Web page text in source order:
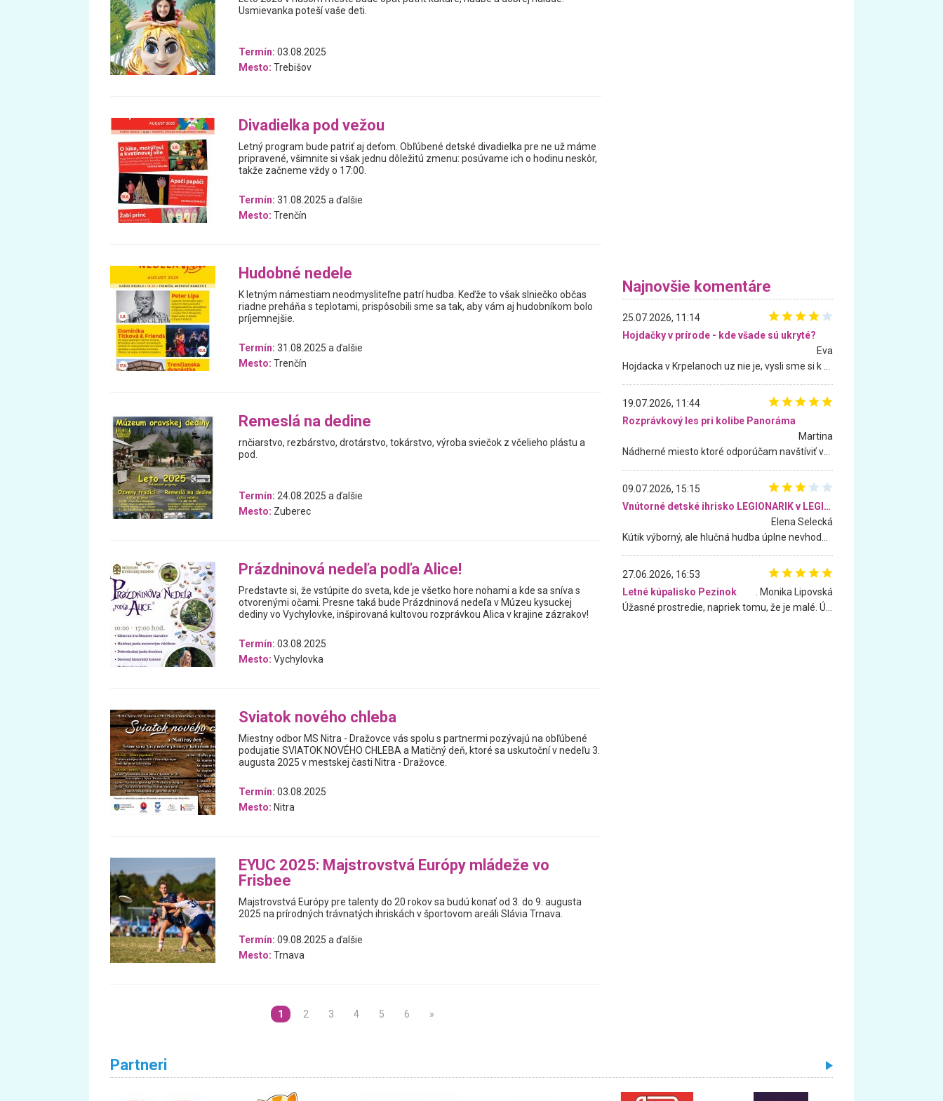
Usmievanka poteší vaše deti.
Termín: 03.08.2025
Mesto: Trebišov
Divadielka pod vežou
Letný program bude patriť aj deťom. Obľúbené detské divadielka pre ne už máme
pripravené, všimnite si však jednu dôležitú zmenu: posúvame ich o hodinu neskôr,
takže začneme vždy o 17:00.
Termín: 31.08.2025 a ďalšie
Mesto: Trenčín
Hudobné nedele
K letným námestiam neodmysliteľne patrí hudba. Keďže to však slniečko občas
riadne preháňa s teplotami, prispôsobili sme sa tak, aby vám aj hudobníkom bolo
príjemnejšie.
Termín: 31.08.2025 a ďalšie
Mesto: Trenčín
Remeslá na dedine
rnčiarstvo, rezbárstvo, drotárstvo, tokárstvo, výroba sviečok z včelieho plástu a
pod.
Termín: 24.08.2025 a ďalšie
Mesto: Zuberec
Prázdninová nedeľa podľa Alice!
Predstavte si, že vstúpite do sveta, kde je všetko hore nohami a kde sa sníva s
otvorenými očami. Presne taká bude Prázdninová nedeľa v Múzeu kysuckej
dediny vo Vychylovke, inšpirovaná kultovou rozprávkou Alica v krajine zázrakov!
Termín: 03.08.2025
Mesto: Vychylovka
Sviatok nového chleba
Miestny odbor MS Nitra - Dražovce vás spolu s partnermi pozývajú na obľúbené
podujatie SVIATOK NOVÉHO CHLEBA a Matičný deň, ktoré sa uskutoční v nedeľu 3.
augusta 2025 v mestskej časti Nitra - Dražovce.
Termín: 03.08.2025
Mesto: Nitra
EYUC 2025: Majstrovstvá Európy mládeže vo
Frisbee
Majstrovstvá Európy pre talenty do 20 rokov sa budú konať od 3. do 9. augusta
2025 na prírodných trávnatých ihriskách v športovom areáli Slávia Trnava.
Termín: 09.08.2025 a ďalšie
Mesto: Trnava
1 2 3 4 5 6 »
Najnovšie komentáre
25.07.2026, 11:14
Hojdačky v prírode - kde všade sú ukryté?
Eva
19.07.2026, 11:44
Rozprávkový les pri kolibe Panoráma
Martina
09.07.2026, 15:15
Vnútorné detské ihrisko LEGIONARIK v LEGIA Fitness
Elena Selecká
27.06.2026, 16:53
Letné kúpalisko Pezinok
. Monika Lipovská
Partneri